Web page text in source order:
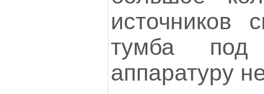
источников
тумба под
аппаратуру